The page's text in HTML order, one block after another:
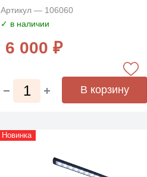
Артикул — 106060
✓ в наличии
6 000 ₽
В корзину
Новинка